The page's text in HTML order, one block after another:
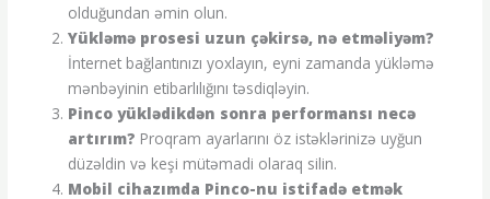
olduğundan əmin olun.
Yükləmə prosesi uzun çəkirsə, nə etməliyəm?
İnternet bağlantınızı yoxlayın, eyni zamanda yükləmə
mənbəyinin etibarlılığını təsdiqləyin.
Pinco yüklədikdən sonra performansı necə
artırım? Proqram ayarlarını öz istəklərinizə uyğun
düzəldin və keşi mütəmadi olaraq silin.
Mobil cihazımda Pinco-nu istifadə etmək